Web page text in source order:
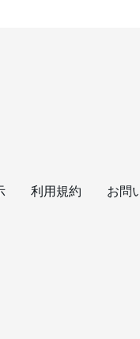
利用規約 お問